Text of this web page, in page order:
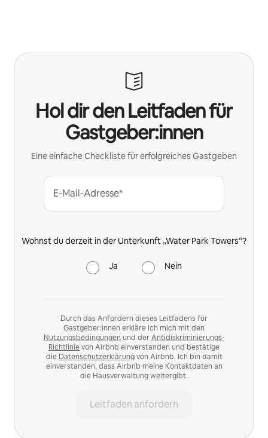
Hol dir den Leitfaden für
Gastgeber:innen
Eine einfache Checkliste für erfolgreiches Gastgeben
E-Mail-Adresse*
Wohnst du derzeit in der Unterkunft „Water Park Towers“?
Ja Nein
Durch das Anfordern dieses Leitfadens für
Gastgeber:innen erkläre ich mich mit den
Nutzungsbedingungen und der Antidiskriminierungs-
Richtlinievon Airbnb einverstanden und bestätige
die Datenschutzerklärungvon Airbnb. Ich bin damit
einverstanden, dass Airbnb meine Kontaktdaten an
die Hausverwaltung weitergibt.
Leitfaden anfordern